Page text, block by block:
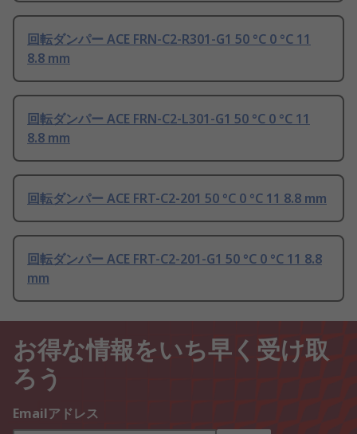
回転ダンパー ACE FRN-C2-R301-G1 50 °C 0 °C 11
8.8 mm
回転ダンパー ACE FRN-C2-L301-G1 50 °C 0 °C 11
8.8 mm
回転ダンパー ACE FRT-C2-201 50 °C 0 °C 11 8.8 mm
回転ダンパー ACE FRT-C2-201-G1 50 °C 0 °C 11 8.8
mm
お得な情報をいち早く受け取
ろう
Emailアドレス